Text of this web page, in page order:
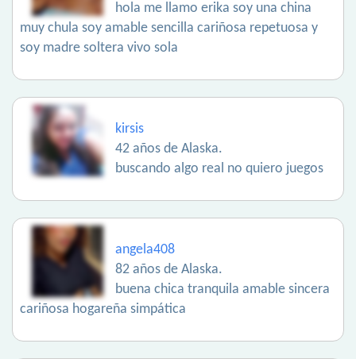
hola me llamo erika soy una china
muy chula soy amable sencilla cariñosa repetuosa y
soy madre soltera vivo sola
kirsis
42 años de Alaska.
buscando algo real no quiero juegos
angela408
82 años de Alaska.
buena chica tranquila amable sincera
cariñosa hogareña simpática